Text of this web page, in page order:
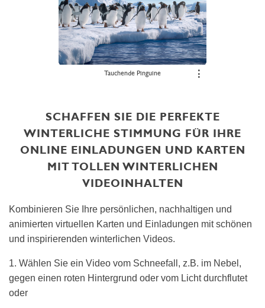
Tauchende Pinguine ⋮
SCHAFFEN SIE DIE PERFEKTE
WINTERLICHE STIMMUNG FÜR IHRE
ONLINE EINLADUNGEN UND KARTEN
MIT TOLLEN WINTERLICHEN
VIDEOINHALTEN
Kombinieren Sie Ihre persönlichen, nachhaltigen und
animierten virtuellen Karten und Einladungen mit schönen
und inspirierenden winterlichen Videos.
1. Wählen Sie ein Video vom Schneefall, z.B. im Nebel,
gegen einen roten Hintergrund oder vom Licht durchflutet
oder